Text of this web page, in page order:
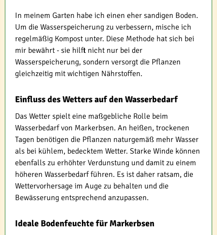
In meinem Garten habe ich einen eher sandigen Boden.
Um die Wasserspeicherung zu verbessern, mische ich
regelmäßig Kompost unter. Diese Methode hat sich bei
mir bewährt - sie hilft nicht nur bei der
Wasserspeicherung, sondern versorgt die Pflanzen
gleichzeitig mit wichtigen Nährstoffen.
Einfluss des Wetters auf den Wasserbedarf
Das Wetter spielt eine maßgebliche Rolle beim
Wasserbedarf von Markerbsen. An heißen, trockenen
Tagen benötigen die Pflanzen naturgemäß mehr Wasser
als bei kühlem, bedecktem Wetter. Starke Winde können
ebenfalls zu erhöhter Verdunstung und damit zu einem
höheren Wasserbedarf führen. Es ist daher ratsam, die
Wettervorhersage im Auge zu behalten und die
Bewässerung entsprechend anzupassen.
Ideale Bodenfeuchte für Markerbsen